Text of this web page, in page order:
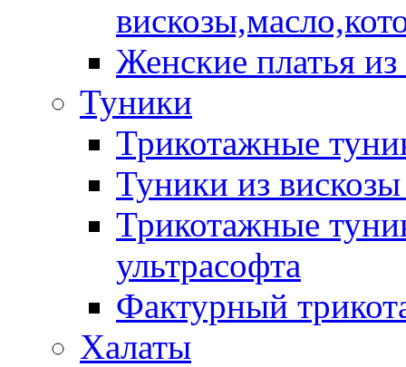
Женские платья
Туники
Трикотажные
Туники из
Трикотажные
ультрасофта
Фактурный
Халаты